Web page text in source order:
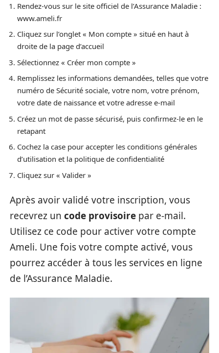
Rendez-vous sur le site officiel de l’Assurance Maladie :
www.ameli.fr
Cliquez sur l’onglet « Mon compte » situé en haut à
droite de la page d’accueil
Sélectionnez « Créer mon compte »
Remplissez les informations demandées, telles que votre
numéro de Sécurité sociale, votre nom, votre prénom,
votre date de naissance et votre adresse e-mail
Créez un mot de passe sécurisé, puis confirmez-le en le
retapant
Cochez la case pour accepter les conditions générales
d’utilisation et la politique de confidentialité
Cliquez sur « Valider »
Après avoir validé votre inscription, vous
recevrez un code provisoire par e-mail.
Utilisez ce code pour activer votre compte
Ameli. Une fois votre compte activé, vous
pourrez accéder à tous les services en ligne
de l’Assurance Maladie.